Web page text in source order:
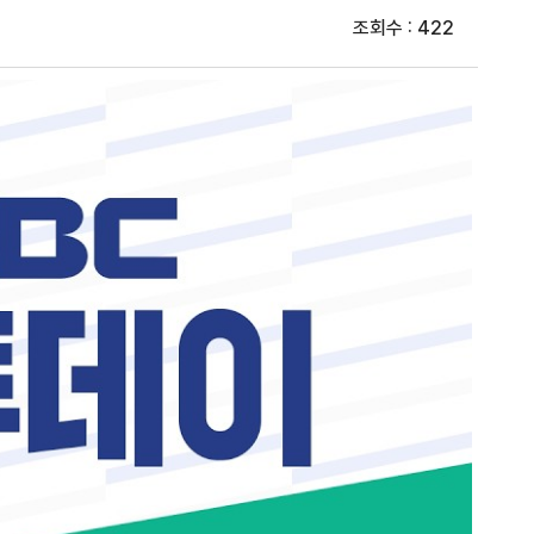
조회수 : 422